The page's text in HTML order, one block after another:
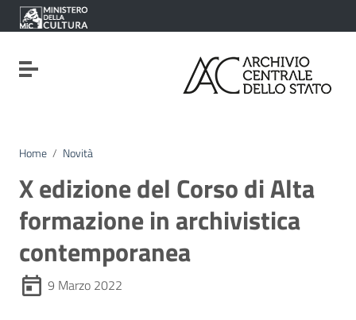
Vai ai contenuti
Vai al menu di navigazione
Vai al footer
Attiva / disattiva la navigazione
Home / Novità
X edizione del Corso di Alta
formazione in archivistica
contemporanea
9 Marzo 2022